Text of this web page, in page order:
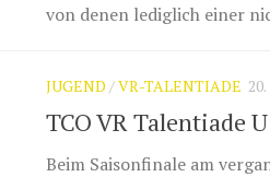
von denen lediglich einer
JUGEND /VR-TALENTIADE
TCO VR Talentiade
Beim Saisonfinale am